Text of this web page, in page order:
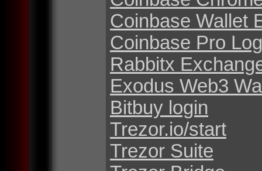
Coinbase Wallet
Coinbase Pro
Rabbitx
Exodus Web3
Bitbuy login
Trezor.io/start
Trezor Suite